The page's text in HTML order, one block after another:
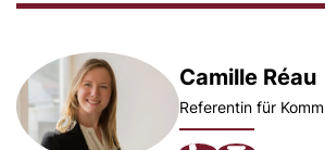
Camille Réau
Referentin für